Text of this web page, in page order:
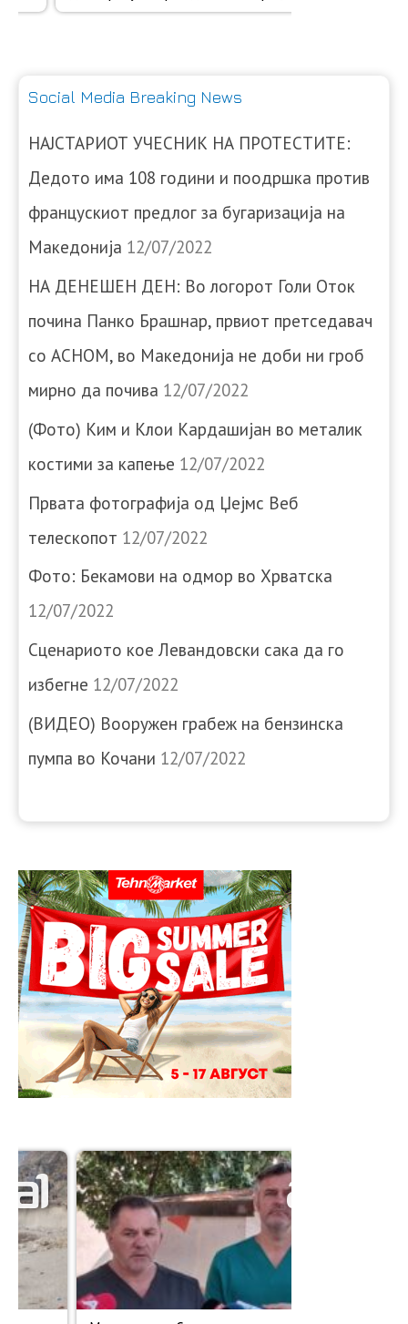
Social Media Breaking News
НАЈСТАРИОТ УЧЕСНИК НА ПРОТЕСТИТЕ:
Дедото има 108 години и поодршка против
францускиот предлог за бугаризација на
Македонија 12/07/2022
НА ДЕНЕШЕН ДЕН: Во логорот Голи Оток
почина Панко Брашнар, првиот претседавач
со АСНОМ, во Македонија не доби ни гроб
мирно да почива 12/07/2022
(Фото) Ким и Клои Кардашијан во металик
костими за капење 12/07/2022
Првата фотографија од Џејмс Веб
телескопот 12/07/2022
Фото: Бекамови на одмор во Хрватска
12/07/2022
Сценариото кое Левандовски сака да го
избегне 12/07/2022
(ВИДЕО) Вооружен грабеж на бензинска
пумпа во Кочани 12/07/2022